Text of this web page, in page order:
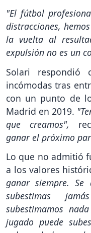
"El fútbol
distracciones,
la vuelta al
expulsión no es un
Solari respondió
incómodas tras
con un punto de
Madrid en 2019.
que creamos",
ganar el próximo
Lo que no admitió
a los valores
ganar siempre.
subestimas
subestimamos
jugado puede